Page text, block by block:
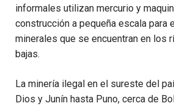
informales utilizan mercurio y
construcción a pequeña escala para
minerales que se encuentran en los
bajas.
La minería ilegal en el sureste del
Dios y Junín hasta Puno, cerca de